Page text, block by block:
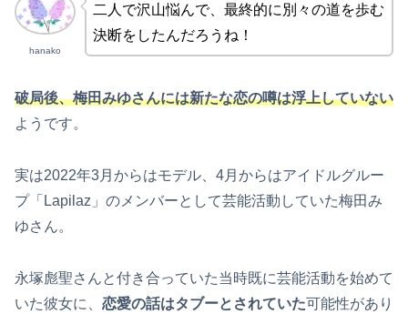
hanako
二人で沢山悩んで、最終的に別々の道を歩む
決断をしたんだろうね！
破局後、梅田みゆさんには新たな恋の噂は浮上していない
ようです。
実は2022年3月からはモデル、4月からはアイドルグルー
プ「Lapilaz」のメンバーとして芸能活動していた梅田み
ゆさん。
永塚彪聖さんと付き合っていた当時既に芸能活動を始めて
いた彼女に、 恋愛の話はタブーとされていた可能性があり